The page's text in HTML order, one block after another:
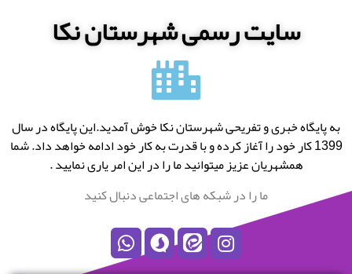
سایت رسمی شهرستان نکا
به پایگاه خبری و تفریحی شهرستان نکا خوش آمدید.این پایگاه در سال
1399 کار خود را آغاز کرده و با قدرت به کار خود ادامه خواهد داد. شما
همشهریان عزیز میتوانید ما را در این امر یاری نمایید .
ما را در شبکه های اجتماعی دنبال کنید